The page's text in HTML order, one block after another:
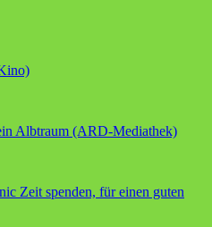
Albtraum (ARD-Mediathek)
Zeit spenden, für einen guten